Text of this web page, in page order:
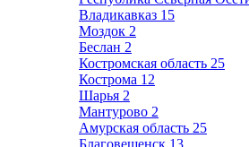
Владикавказ 15
Моздок 2
Беслан 2
Костромская область 25
Кострома 12
Шарья 2
Мантурово 2
Амурская область 25
Благовещенск 13